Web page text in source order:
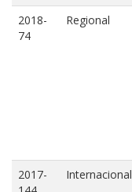
2018-
74
Regional
2017-
Internacional